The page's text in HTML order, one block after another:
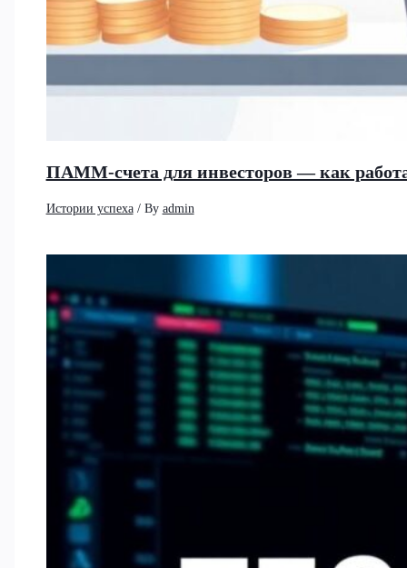
ПАММ-счета для инвесторов — как
Истории успеха/ By admin